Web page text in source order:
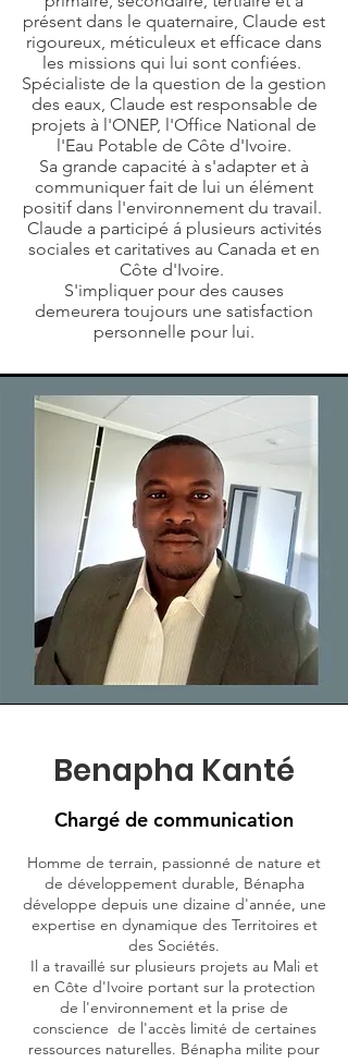
présent dans le quaternaire, Claude est
rigoureux, méticuleux et efficace dans
les missions qui lui sont confiées.
Spécialiste de la question de la gestion
des eaux, Claude est responsable de
projets à l'ONEP, l'Office National de
l'Eau Potable de Côte d'Ivoire.
Sa grande capacité à s'adapter et à
communiquer fait de lui un élément
positif dans l'environnement du travail.
Claude a participé á plusieurs activités
sociales et caritatives au Canada et en
Côte d'Ivoire.
S'impliquer pour des causes
demeurera toujours une satisfaction
personnelle pour lui.
Benapha Kanté
Chargé de communication
Homme de terrain, passionné de nature et
de développement durable, Bénapha
développe depuis une dizaine d'année, une
expertise en dynamique des Territoires et
des Sociétés.
Il a travaillé sur plusieurs projets au Mali et
en Côte d'Ivoire portant sur la protection
de l'environnement et la prise de
conscience de l'accès limité de certaines
ressources naturelles. Bénapha milite pour